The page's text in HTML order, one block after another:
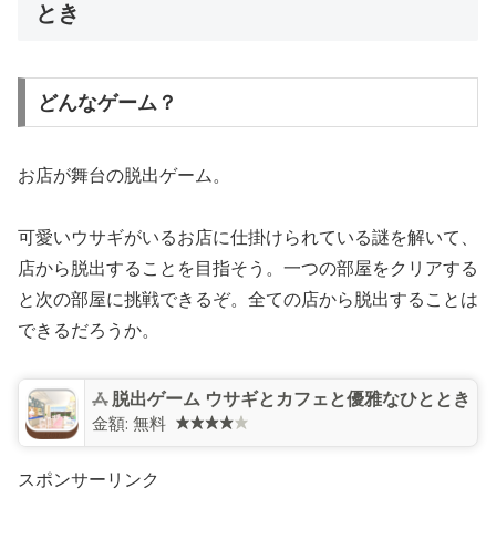
とき
どんなゲーム？
お店が舞台の脱出ゲーム。
可愛いウサギがいるお店に仕掛けられている謎を解いて、
店から脱出することを目指そう。一つの部屋をクリアする
と次の部屋に挑戦できるぞ。全ての店から脱出することは
できるだろうか。
脱出ゲーム ウサギとカフェと優雅なひととき
金額: 無料
スポンサーリンク